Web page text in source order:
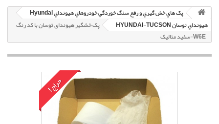
پک هاي خش گيري و رفع سنگ خوردگي خودروهاي هيونداي Hyundai
هيونداي توسان HYUNDAI-TUCSON
پک خشگير هیوندای توسان با کد رنگ
W6E-سفيد متاليک
حراج!